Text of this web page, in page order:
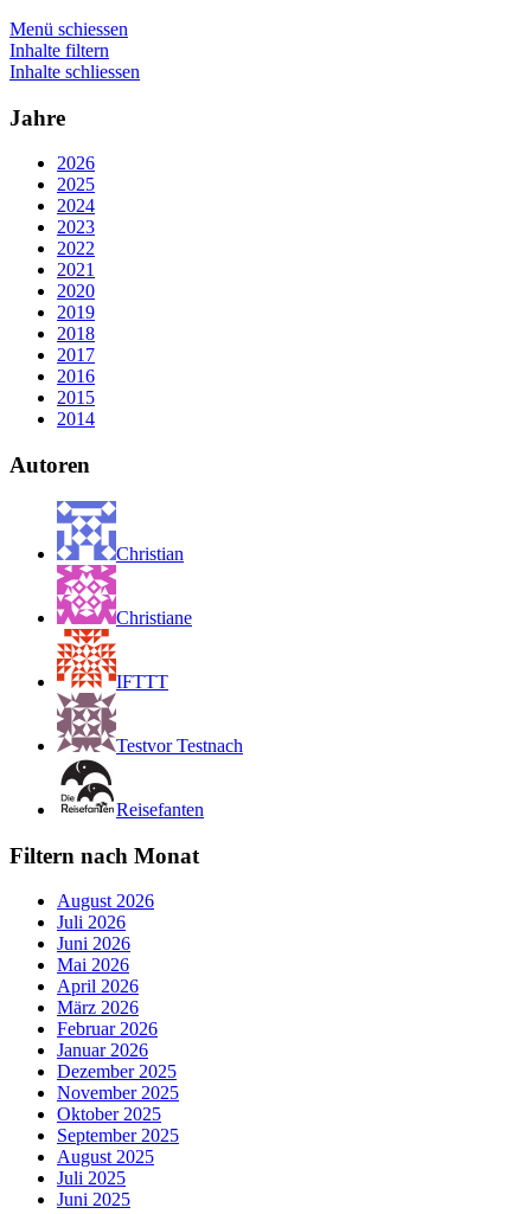
Menü schiessen
Inhalte filtern
Inhalte schliessen
Jahre
2026
2025
2024
2023
2022
2021
2020
2019
2018
2017
2016
2015
2014
Autoren
Christian
Christiane
IFTTT
Testvor Testnach
Reisefanten
Filtern nach Monat
August 2026
Juli 2026
Juni 2026
Mai 2026
April 2026
März 2026
Februar 2026
Januar 2026
Dezember 2025
November 2025
Oktober 2025
September 2025
August 2025
Juli 2025
Juni 2025